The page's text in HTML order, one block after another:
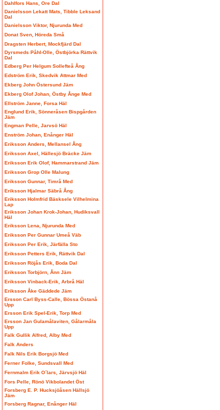
Dahlfors Hans, Ore Dal
Danielsson Lekatt Mats, Tibble Leksand
Dal
Danielsson Viktor, Njurunda Med
Donat Sven, Höreda Små
Dragsten Herbert, Mockfjärd Dal
Dyrsmeds Påhl-Olle, Östbjörka Rättvik
Dal
Edberg Per Helgum Sollefteå Ång
Edström Erik, Skedvik Attmar Med
Ekberg John Östersund Jäm
Ekberg Olof Johan, Östby Ånge Med
Ellström Janne, Forsa Häl
Englund Erik, Sönneråsen Bispgården
Jäm
Engman Pelle, Jarvsö Häl
Enström Johan, Enånger Häl
Eriksson Anders, Mellansel Ång
Eriksson Axel, Hällesjö Bräcke Jäm
Eriksson Erik Olof, Hammarstrand Jäm
Eriksson Grop Olle Malung
Eriksson Gunnar, Timrå Med
Eriksson Hjalmar Säbrå Ång
Eriksson Holmfrid Bäsksele Vilhelmina
Lap
Eriksson Johan Krok-Johan, Hudiksvall
Häl
Eriksson Lena, Njurunda Med
Eriksson Per Gunnar Umeå Väb
Eriksson Per Erik, Järfälla Sto
Eriksson Petters Erik, Rättvik Dal
Eriksson Röjås Erik, Boda Dal
Eriksson Torbjörn, Ånn Jäm
Eriksson Vinback-Erik, Arbrå Häl
Eriksson Åke Gäddede Jäm
Ersson Carl Byss-Calle, Bössa Östanå
Upp
Ersson Erik Spel-Erik, Torp Med
Ersson Jan Gulamålaviten, Gålarmåla
Upp
Falk Gullik Alfred, Alby Med
Falk Anders
Falk Nils Erik Borgsjö Med
Ferner Folke, Sundsvall Med
Fernmalm Erik O´lars, Järvsjö Häl
Fors Pelle, Rönö Vikbolandet Öst
Forsberg E. P. Hucksjöåsen Hällsjö
Jäm
Forsberg Ragnar, Enånger Häl